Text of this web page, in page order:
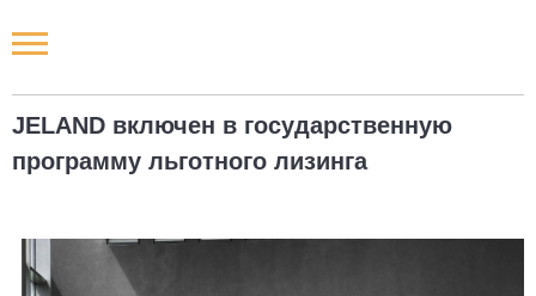
JELAND включен в государственную
программу льготного лизинга
Новости РФ
Наши мероприятия